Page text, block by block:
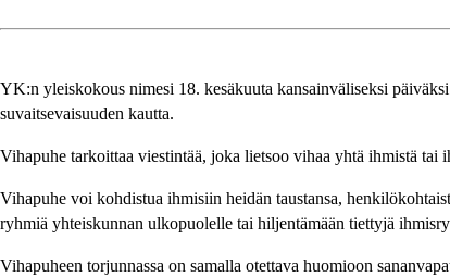
YK:n yleiskokous nimesi 18. kesäkuuta kansainväliseksi
suvaitsevaisuuden kautta.
Vihapuhe tarkoittaa viestintää, joka lietsoo vihaa yhtä ihmistä
Vihapuhe voi kohdistua ihmisiin heidän taustansa,
ryhmiä yhteiskunnan ulkopuolelle tai hiljentämään tiettyjä
Vihapuheen torjunnassa on samalla otettava huomioon